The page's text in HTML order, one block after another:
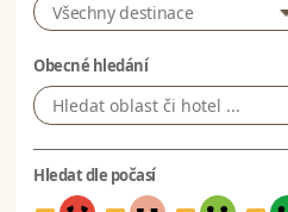
Všechny destinace
Obecné hledání
Hledat dle počasí